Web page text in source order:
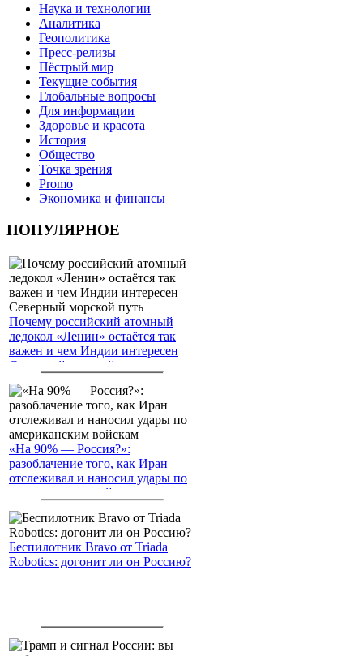
Наука и технологии
Аналитика
Геополитика
Пресс-релизы
Пёстрый мир
Текущие события
Глобальные вопросы
Для информации
Здоровье и красота
История
Общество
Точка зрения
Promo
Экономика и финансы
ПОПУЛЯРНОЕ
Почему российский атомный
ледокол «Ленин» остаётся так
важен и чем Индии интересен
Северный морской путь
«На 90% — Россия?»:
разоблачение того, как Иран
отслеживал и наносил удары по
американским войскам
Беспилотник Bravo от Triada
Robotics: догонит ли он Россию?